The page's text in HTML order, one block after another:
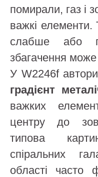
помирали, газ і
важкі
слабше або
збагачення може
У W2246f
градієнт
важких
центру до
типова
спіральних
області часто